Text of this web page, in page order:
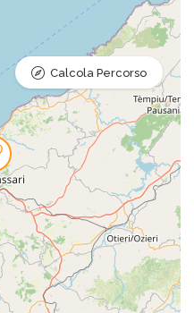
Calcola Percorso